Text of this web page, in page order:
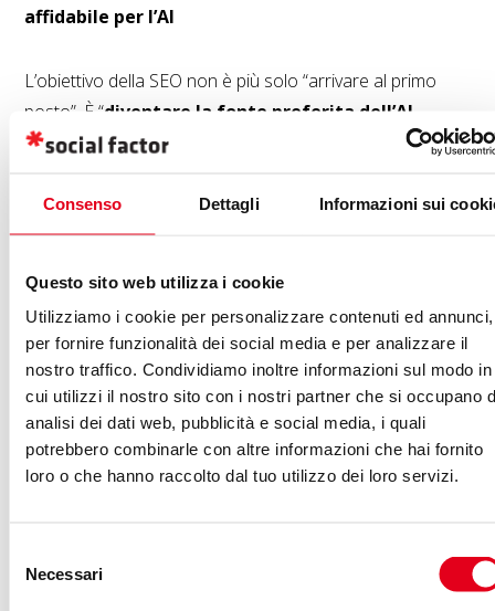
Consenso Dettagli Informazioni sui
Questo sito web utilizza i cookie
Utilizziamo i cookie per personalizzare contenuti ed annunci,
per fornire funzionalità dei social media e per analizzare il
nostro traffico. Condividiamo inoltre informazioni sul modo in
cui utilizzi il nostro sito con i nostri partner che si occupano
analisi dei dati web, pubblicità e social media, i quali
potrebbero combinarle con altre informazioni che hai fornito
loro o che hanno raccolto dal tuo utilizzo dei loro servizi.
delNecessari
affidabile per l’AI
L’obiettivo della SEO non è più solo “arrivare al primo
posto”. È “diventare la fonte preferita dell’AI
Overview“.
Diventa Iper-Autoritario (EEAT al potere):L’AI
si fida solo di fonti che trasudano
“Chi Siamo” dettagliati, biografie degli autori, dati
aggiornati, recensioni reali. Dovetedimostrare di
sapere di cosa state parlando.
Scrivi per gli umani (che fanno domande
complesse):Le query che attivano le AI
Overview sono conversazionali e complesse. Il
principiante su asfalto”. Create contenuti
long-form